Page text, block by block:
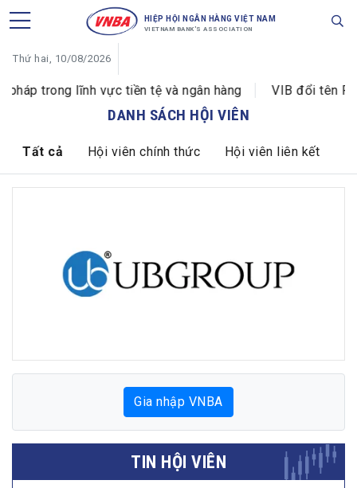
HIỆP HỘI NGÂN HÀNG VIỆT NAM
VIETNAM BANK'S ASSOCIATION
Thứ hai, 10/08/2026
trong lĩnh vực tiền tệ và ngân hàng VIB đổi tên
DANH SÁCH HỘI VIÊN
Tất cả Hội viên chính thức Hội viên liên kết
Gia nhập VNBA
TIN HỘI VIÊN